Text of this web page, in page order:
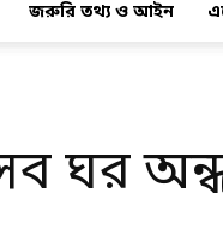
জরুরি তথ্য ও আইন
ঘর